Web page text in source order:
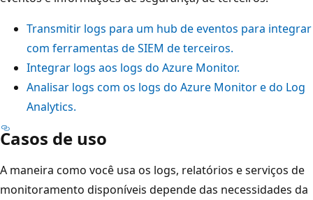
Transmitir logs para um hub de eventos para integrar
com ferramentas de SIEM de terceiros.
Integrar logs aos logs do Azure Monitor.
Analisar logs com os logs do Azure Monitor e do Log
Analytics.
Casos de uso
A maneira como você usa os logs, relatórios e serviços de
monitoramento disponíveis depende das necessidades da